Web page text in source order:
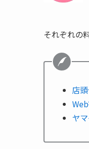
それぞれの
店
ヤ